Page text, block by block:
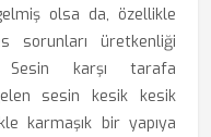
olsa da, özellikle
sorunları üretkenliği
Sesin karşı tarafa
sesin kesik kesik
karmaşık bir yapıya